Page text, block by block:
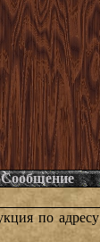
Сообщение
по